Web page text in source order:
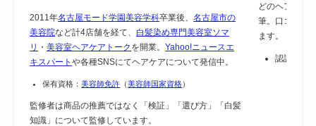
2011年名古屋モード学園美容学科卒業後、名古屋市の
美容院など計4店舗を経て、白髪染め専門美容室ソマ
リ ・美容室ヘアケアトーク を開業。Yahoo!ニュースエ
キスパートや各種SNSにてヘアケアについて発信中。
保有資格：美容師免許 （美容師国家資格）
監修者は商品の推薦ではなく「検証」「選び方」「白髪
知識」について監修しています。
どのヘアケア
筆。口コミで
ます。
認証：